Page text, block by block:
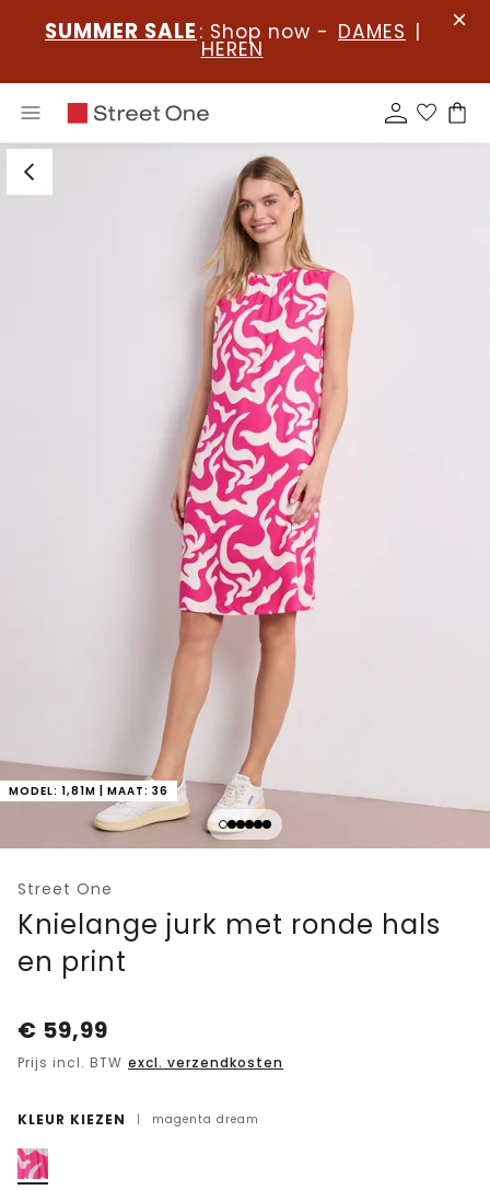
SUMMER SALE : Shop now - DAMES |
HEREN
MODEL: 1,81M | MAAT: 36
Street One
Knielange jurk met ronde hals
en print
€ 59,99
Prijs incl. BTW excl. verzendkosten
KLEUR KIEZEN | magenta dream